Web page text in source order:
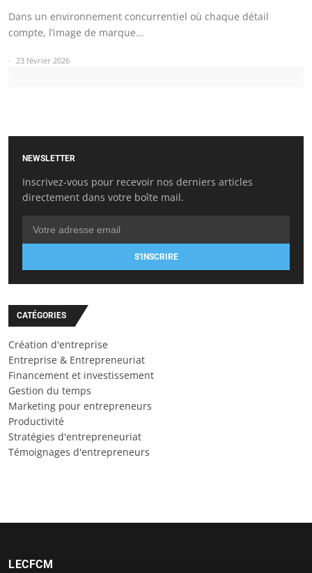
Dans un environnement concurrentiel où chaque détail
compte, l’image de marque…
23 février 2026
NEWSLETTER
Inscrivez-vous pour recevoir nos derniers articles
directement dans votre boîte mail.
S'INSCRIRE
CATÉGORIES
Création d'entreprise
Entreprise & Entrepreneuriat
Financement et investissement
Gestion du temps
Marketing pour entrepreneurs
Productivité
Stratégies d'entrepreneuriat
Témoignages d'entrepreneurs
LECFCM